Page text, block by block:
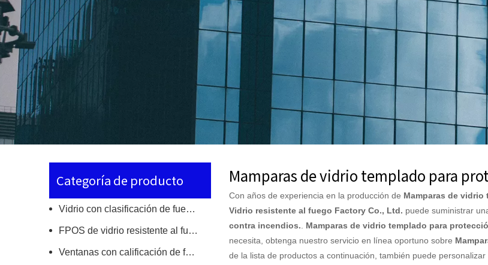
Categoría de producto
Vidrio con clasificación de fuego de una sola capa
FPOS de vidrio resistente al fuego
Ventanas con calificación de fuego
Mamparas de vidrio templado para
Con años de experiencia en la producción de Mamparas de
Vidrio resistente al fuego Factory Co., Ltd. puede suministrar
contra incendios.
Mamparas de vidrio templado para
necesita, obtenga nuestro servicio en línea oportuno sobre
de la lista de productos a continuación, también puede personalizar